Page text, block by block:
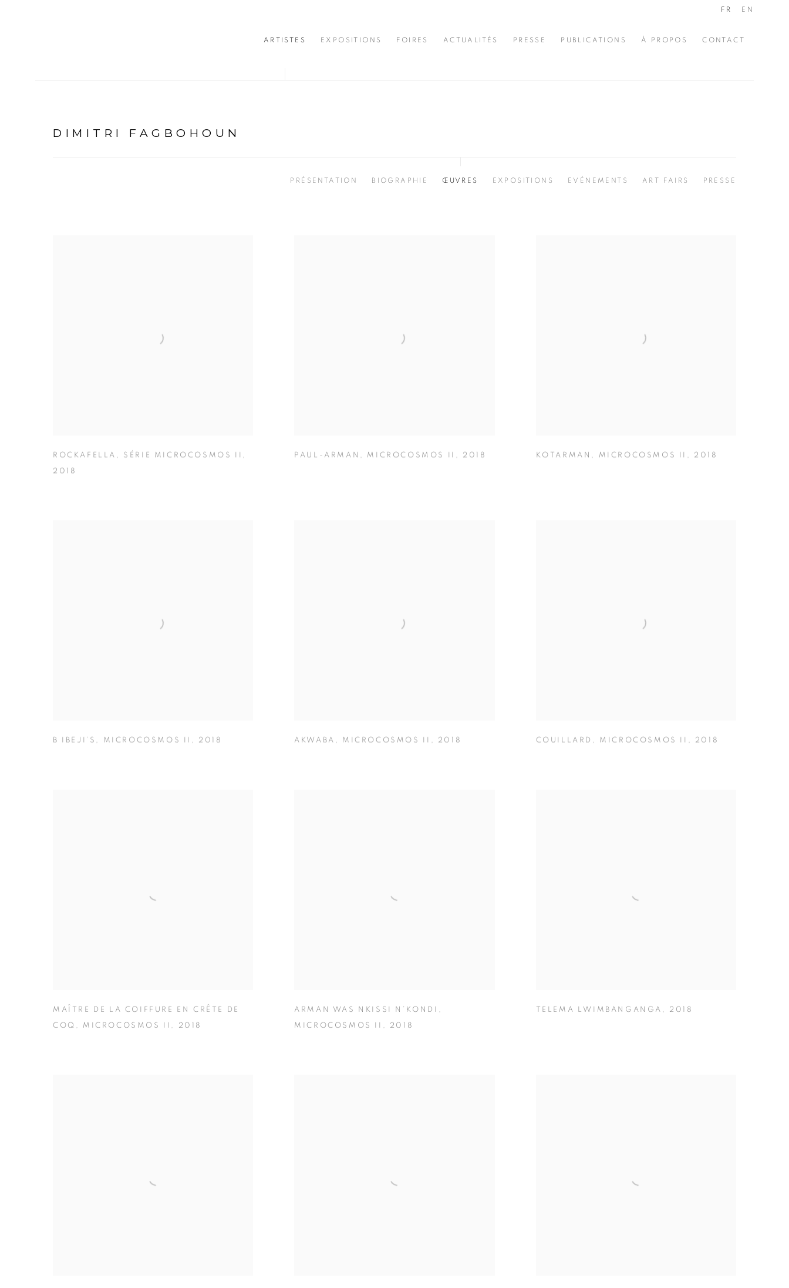
ARTISTES EXPOSITIONS FOIRES ACTUALITÉS PRESSE PUBLICATIONS À PROPOS CONTACT
FR EN
DIMITRI FAGBOHOUN
PRÉSENTATION BIOGRAPHIE ŒUVRES EXPOSITIONS EVÉNEMENTS ART FAIRS PRESSE
ROCKAFELLA , SÉRIE MICROCOSMOS II ,
2018
PAUL-ARMAN , MICROCOSMOS II , 2018 KOTARMAN , MICROCOSMOS II , 2018
B IBEJI’S , MICROCOSMOS II , 2018 AKWABA , MICROCOSMOS II , 2018 COUILLARD , MICROCOSMOS II , 2018
MAÎTRE DE LA COIFFURE EN CRÊTE DE
COQ , MICROCOSMOS II , 2018
ARMAN WAS NKISSI N’KONDI ,
MICROCOSMOS II , 2018
TELEMA LWIMBANGANGA , 2018